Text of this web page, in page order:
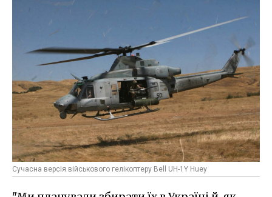
Сучасна версія військового гелікоптеру Bell UH-1Y Huey